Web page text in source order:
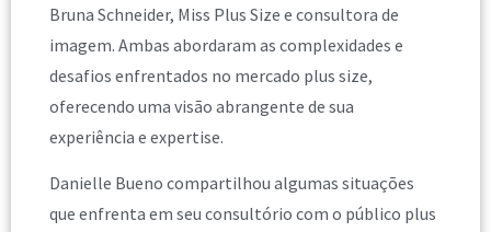
Bruna Schneider, Miss Plus Size e consultora de
imagem. Ambas abordaram as complexidades e
desafios enfrentados no mercado plus size,
oferecendo uma visão abrangente de sua
experiência e expertise.
Danielle Bueno compartilhou algumas situações
que enfrenta em seu consultório com o público plus